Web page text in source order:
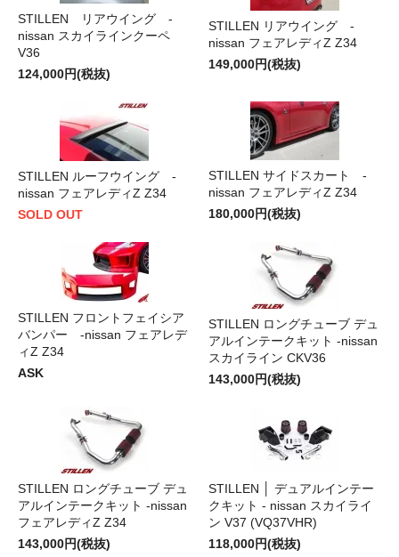
STILLEN リアウイング -
nissan スカイラインクーペ
V36
124,000円(税抜)
STILLEN リアウイング -
nissan フェアレディZ Z34
149,000円(税抜)
STILLEN ルーフウイング -
nissan フェアレディZ Z34
SOLD OUT
STILLEN サイドスカート -
nissan フェアレディZ Z34
180,000円(税抜)
STILLEN フロントフェイシア
バンパー -nissan フェアレデ
ィZ Z34
ASK
STILLEN ロングチューブ デュ
アルインテークキット -nissan
スカイライン CKV36
143,000円(税抜)
STILLEN ロングチューブ デュ
アルインテークキット -nissan
フェアレディZ Z34
143,000円(税抜)
STILLEN │ デュアルインテー
クキット - nissan スカイライ
ン V37 (VQ37VHR)
118,000円(税抜)